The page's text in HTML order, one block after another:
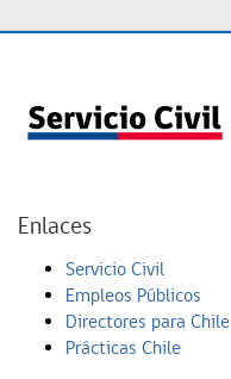
Enlaces
Servicio Civil
Empleos Públicos
Directores para Chile
Prácticas Chile